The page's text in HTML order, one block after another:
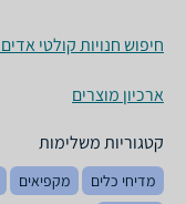
חיפוש חנויות קולטי
ארכיון מוצרים
קטגוריות משלימות
מדיחי כלים מקפיאים